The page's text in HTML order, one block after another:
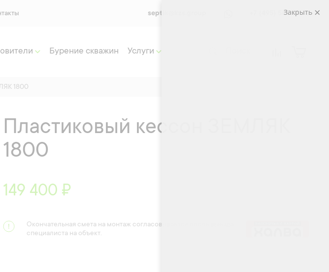
septik@kzs.group +7 (495) 565 33 72
Бурение скважин Услуги
1800
Пластиковый кессон ЗЕМЛЯК
1800
149 400 ₽
Окончательная смета на монтаж согласовывается после выезда
специалиста на объект.
Закрыть